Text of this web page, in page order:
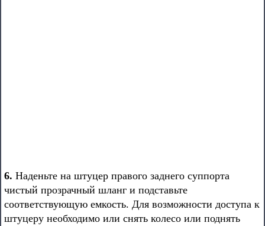
6. Наденьте на штуцер правого заднего суппорта
чистый прозрачный шланг и подставьте
соответствующую емкость. Для возможности доступа к
штуцеру необходимо или снять колесо или поднять